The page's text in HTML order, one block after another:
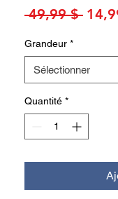
49,99 $ Prix
Grandeur *
Sélectionner
Quantité *